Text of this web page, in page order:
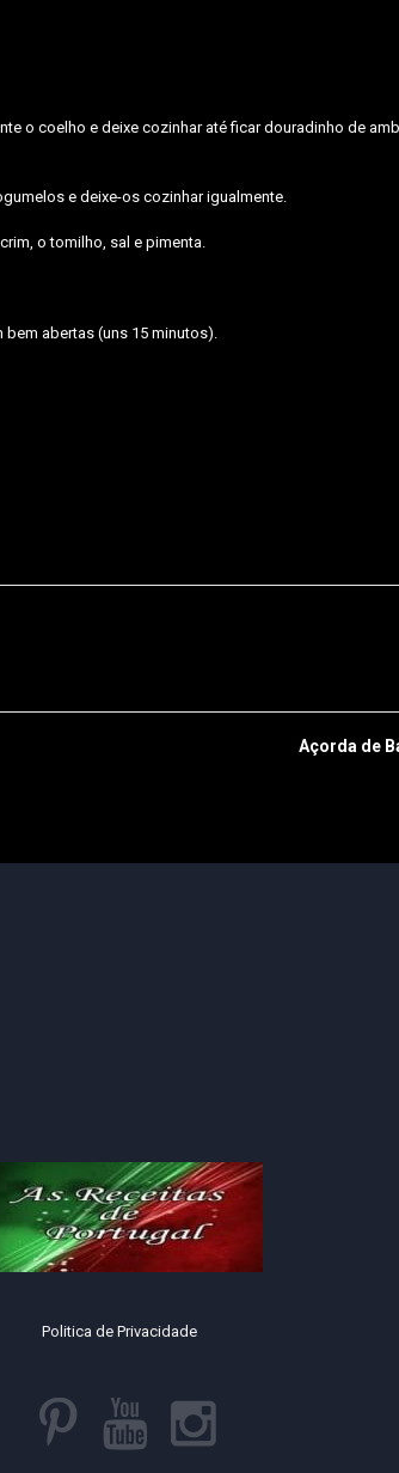
o coelho e deixe cozinhar até ficar douradinho de
e deixe-os cozinhar igualmente.
o tomilho, sal e pimenta.
bem abertas (uns 15 minutos).
Açorda de
Politica de Privacidade